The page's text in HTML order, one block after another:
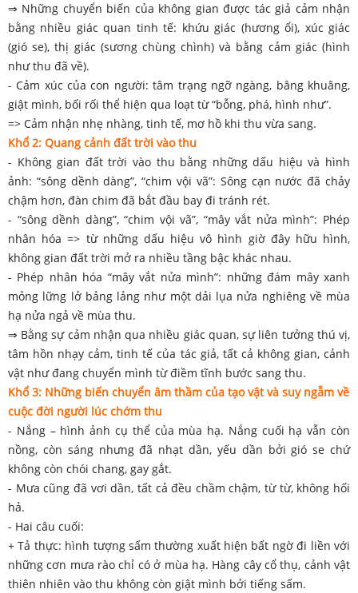
⇒ Những chuyển biến của không gian được tác giả cảm nhận
bằng nhiều giác quan tinh tế: khứu giác (hương ổi), xúc giác
(gió se), thị giác (sương chùng chình) và bằng cảm giác (hình
như thu đã về).
- Cảm xúc của con người: tâm trạng ngỡ ngàng, bâng khuâng,
giật mình, bối rối thể hiện qua loạt từ “bỗng, phá, hình như”.
=> Cảm nhận nhẹ nhàng, tinh tế, mơ hồ khi thu vừa sang.
Khổ 2: Quang cảnh đất trời vào thu
- Không gian đất trời vào thu bằng những dấu hiệu và hình
ảnh: “sông dềnh dàng”, “chim vội vã”: Sông cạn nước đã chảy
chậm hơn, đàn chim đã bắt đầu bay đi tránh rét.
- “sông dềnh dàng”, “chim vội vã”, “mây vắt nửa mình”: Phép
nhân hóa => từ những dấu hiệu vô hình giờ đây hữu hình,
không gian đất trời mở ra nhiều tầng bậc khác nhau.
- Phép nhân hóa “mây vắt nửa mình”: những đám mây xanh
mỏng lững lở bảng lảng như một dải lụa nửa nghiêng về mùa
hạ nửa ngả về mùa thu.
⇒ Bằng sự cảm nhận qua nhiều giác quan, sự liên tưởng thú vị,
tâm hồn nhạy cảm, tinh tế của tác giả, tất cả không gian, cảnh
vật như đang chuyển mình từ điềm tĩnh bước sang thu.
Khổ 3: Những biến chuyển âm thầm của tạo vật và suy ngẫm về
cuộc đời người lúc chớm thu
- Nắng – hình ảnh cụ thể của mùa hạ. Nắng cuối hạ vẫn còn
nồng, còn sáng nhưng đã nhạt dần, yếu dần bởi gió se chứ
không còn chói chang, gay gắt.
- Mưa cũng đã vơi dần, tất cả đều chầm chậm, từ từ, không hối
hả.
- Hai câu cuối:
+ Tả thực: hình tượng sấm thường xuất hiện bất ngờ đi liền với
những cơn mưa rào chỉ có ở mùa hạ. Hàng cây cổ thụ, cảnh vật
thiên nhiên vào thu không còn giật mình bởi tiếng sấm.